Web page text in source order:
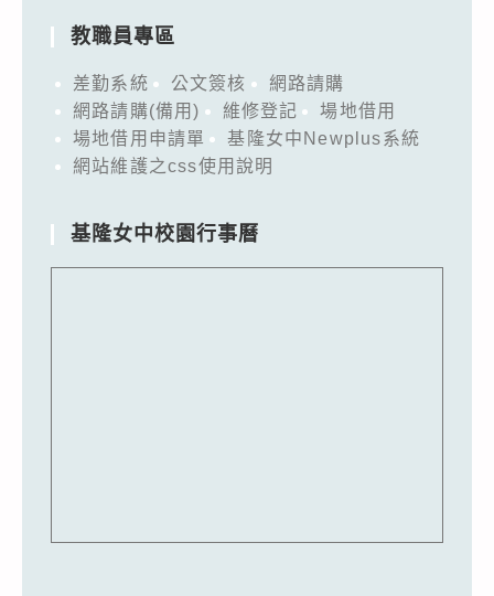
教職員專區
差勤系統 公文簽核
網路請購
網路請購(備用)
維修登記
場地借用
場地借用申請單
基隆女中Newplus系統
網站維護之css使用說明
基隆女中校園行事曆